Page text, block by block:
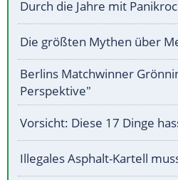
Durch die Jahre mit
Die größten Mythen über
Berlins Matchwinner
Perspektive"
Vorsicht: Diese 17 Dinge
Illegales Asphalt-Kartell